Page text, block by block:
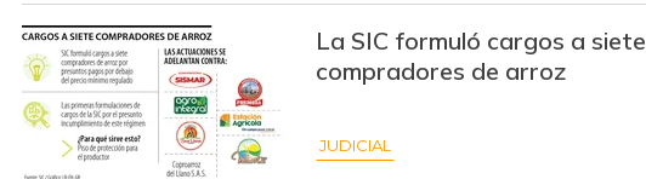
La SIC formuló cargos a siete
compradores de arroz
JUDICIAL